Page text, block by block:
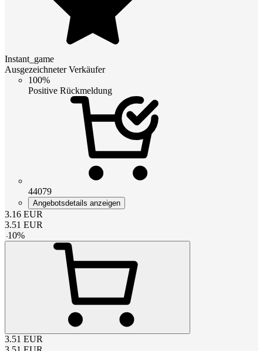
Instant_game
Ausgezeichneter Verkäufer
100%
Positive Rückmeldung
44079
Angebotsdetails anzeigen
3.16 EUR
3.51 EUR
-10%
3.51 EUR